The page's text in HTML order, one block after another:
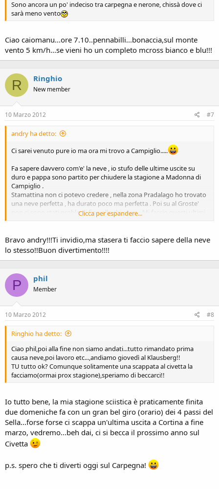
Sono ancora un po' indeciso tra carpegna e nerone, chissà dove ci
sarà meno vento
Ciao caiomanu...ore 7.10..pennabilli...bonaccia,sul monte
vento 5 km/h...se vieni ho un completo mcross bianco e blu!!!
R Ringhio
New member
10 Marzo 2012 #7
andry ha detto:
Ci sarei venuto pure io ma ora mi trovo a Campiglio.....
Fa sapere davvero com'e' la neve , io stufo delle ultime uscite su
duro e pappa sono partito per chiudere la stagione a Madonna di
Campiglio .
Stamattina non ci potevo credere , nella zona Pradalago ho trovato
una neve perfetta , ha durato poco ma perfetta . Poi su al Groste'
non ci sono stati problemi fino alla chiusura . Mi faccio questi ultimi
Ciaooooooo
Clicca per espandere...
Bravo andry!!!Ti invidio,ma stasera ti faccio sapere della neve
lo stesso!!Buon divertimento!!!!
P phil
Member
10 Marzo 2012 #8
Ringhio ha detto:
Ciao phil,poi alla fine non siamo andati...tutto rimandato prima
causa neve,poi lavoro etc...,andiamo giovedì al Klausberg!!
TU tutto ok? Comunque solitamente una scappata al civetta la
facciamo(ormai prox stagione),speriamo di beccarci!!
Io tutto bene, la mia stagione sciistica è praticamente finita
due domeniche fa con un gran bel giro (orario) dei 4 passi del
Sella...forse forse ci scappa un'ultima uscita a Cortina a fine
marzo, vedremo...beh dai, ci si becca il prossimo anno sul
Civetta
p.s. spero che ti diverti oggi sul Carpegna!